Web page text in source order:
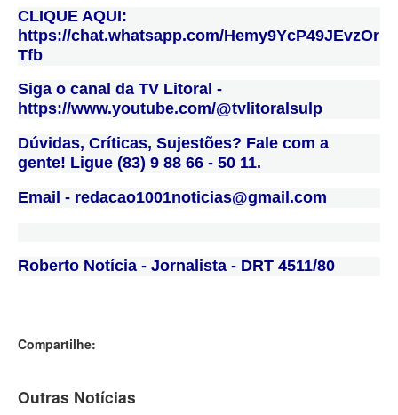
CLIQUE AQUI:
https://chat.whatsapp.com/Hemy9YcP49JEvzOr
Tfb
Siga o canal da TV Litoral -
https://www.youtube.com/@tvlitoralsulp
Dúvidas, Críticas, Sujestões? Fale com a
gente! Ligue (83) 9 88 66 - 50 11.
Email - redacao1001noticias@gmail.com
Roberto Notícia - Jornalista - DRT 4511/80
Compartilhe:
Outras Notícias